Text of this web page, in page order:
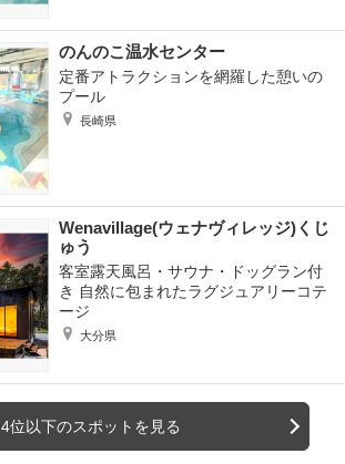
のんのこ温水センター
定番アトラクションを網羅した憩いの
プール
長崎県
Wenavillage(ウェナヴィレッジ)くじ
ゅう
客室露天風呂・サウナ・ドッグラン付
き 自然に包まれたラグジュアリーコテ
ージ
大分県
4位以下のスポットを見る